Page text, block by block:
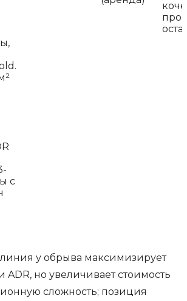
с
у обрыва максимизирует
но увеличивает стоимость
сложность; позиция